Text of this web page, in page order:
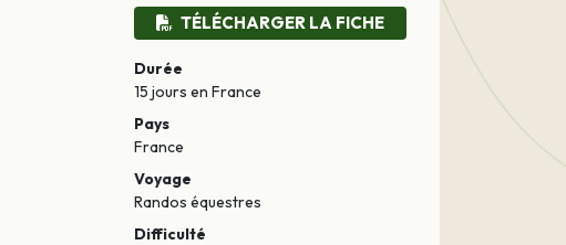
TÉLÉCHARGER LA FICHE
Durée
15 jours en France
Pays
France
Voyage
Randos équestres
Difficulté